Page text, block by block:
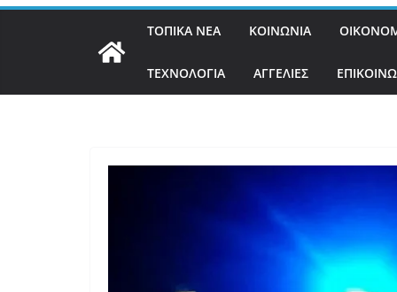
ΤΟΠΙΚΑ ΝΕΑ ΚΟΙΝΩΝΙΑ
ΤΕΧΝΟΛΟΓΙΑ ΑΓΓΕΛΙΕΣ